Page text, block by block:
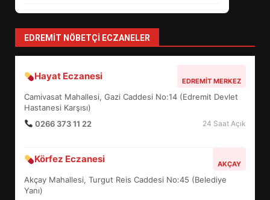
EDREMIT NÖBETÇI ECZANELER
Hayat Eczanesi EDREMIT MERKEZ
Camivasat Mahallesi, Gazi Caddesi No:14 (Edremit Devlet
Hastanesi Karşısı)
0266 373 11 22
24 Saat Açık
Körfez Eczanesi AKÇAY
Akçay Mahallesi, Turgut Reis Caddesi No:45 (Belediye
Yanı)
4
5
BALIKESİR MÜZELERİNDE SÜRE
UZATILDI: NE DEĞİŞTİ?
6
TURNUVASI KAYITLARI NEYİ